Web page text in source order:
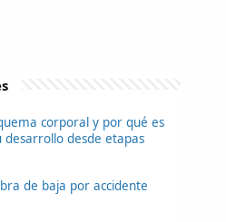
corporal y por qué es
desde etapas
de baja por accidente